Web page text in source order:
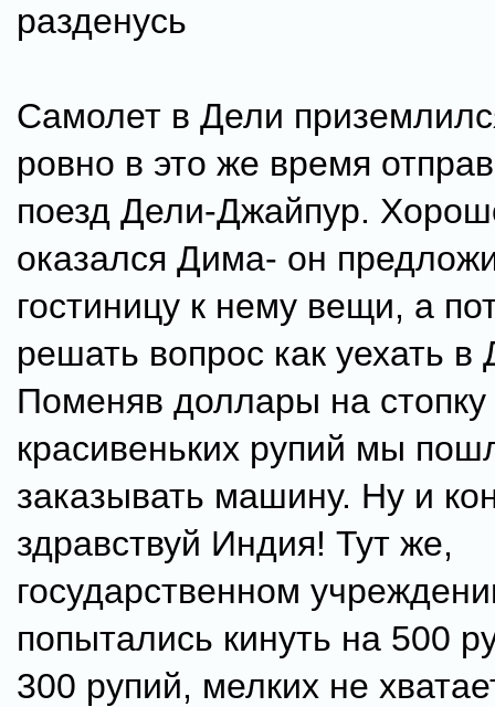
разденусь
Самолет в Дели
ровно в это же время
поезд Дели-Джайпур.
оказался Дима- он
гостиницу к нему вещи, а
решать вопрос как уехать в
Поменяв доллары на стопку
красивеньких рупий мы
заказывать машину. Ну и
здравствуй Индия! Тут же,
государственном
попытались кинуть на 500
300 рупий, мелких не